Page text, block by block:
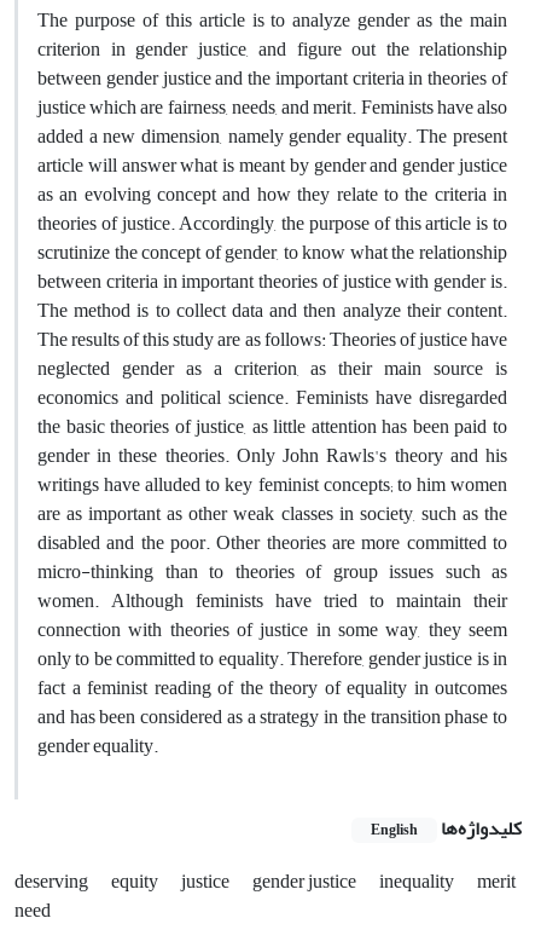
The purpose of this article is to analyze gender as the main
criterion in gender justice, and figure out the relationship
between gender justice and the important criteria in theories of
justice which are fairness, needs, and merit. Feminists have also
added a new dimension, namely gender equality. The present
article will answer what is meant by gender and gender justice
as an evolving concept and how they relate to the criteria in
theories of justice. Accordingly, the purpose of this article is to
scrutinize the concept of gender, to know what the relationship
between criteria in important theories of justice with gender is.
The method is to collect data and then analyze their content.
The results of this study are as follows: Theories of justice have
neglected gender as a criterion, as their main source is
economics and political science. Feminists have disregarded
the basic theories of justice, as little attention has been paid to
gender in these theories. Only John Rawls's theory and his
writings have alluded to key feminist concepts; to him women
are as important as other weak classes in society, such as the
disabled and the poor. Other theories are more committed to
micro-thinking than to theories of group issues such as
women. Although feminists have tried to maintain their
connection with theories of justice in some way, they seem
only to be committed to equality. Therefore, gender justice is in
fact a feminist reading of the theory of equality in outcomes
and has been considered as a strategy in the transition phase to
gender equality.
کلیدواژه‌ها English
deserving equity justice gender justice inequality
merit
need